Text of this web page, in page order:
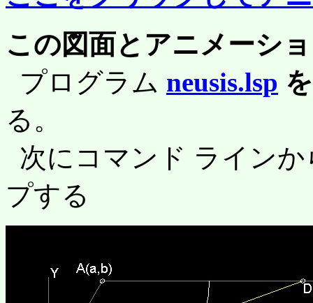
この図面とアニメーシ
プログラム neusis.lsp
る。
次にコマンド ライン
プする